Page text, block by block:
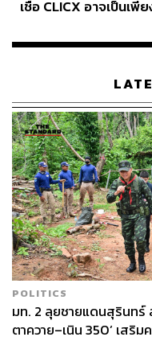
เชื่อ CLICX อาจเป็นเพี
เรือนไทยที่ถูกซุกไว้
POLITICS
มท. 2 ลุยชายแดนสุรินทร์
ตาควาย–เนิน 350’ เสริ